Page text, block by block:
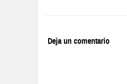
Deja un comentario